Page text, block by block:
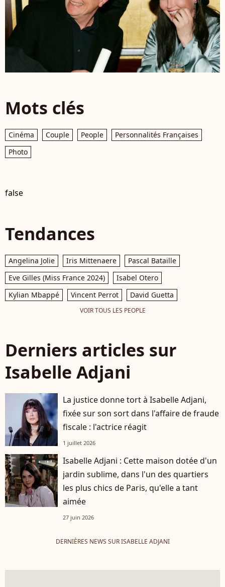
Mots clés
Cinéma Couple People
Personnalités Françaises
Photo
false
Tendances
Angelina Jolie Iris Mittenaere
Pascal Bataille
Eve Gilles (Miss France 2024)
Isabel Otero
Kylian Mbappé
Vincent Perrot David Guetta
VOIR TOUS LES PEOPLE
Derniers articles sur
Isabelle Adjani
La justice donne tort à Isabelle Adjani,
fixée sur son sort dans l'affaire de fraude
fiscale : l'actrice réagit
1 juillet 2026
Isabelle Adjani : Cette maison dotée d'un
jardin sublime, dans l'un des quartiers
les plus chics de Paris, qu'elle a tant
aimée
27 juin 2026
DERNIÈRES NEWS SUR ISABELLE ADJANI